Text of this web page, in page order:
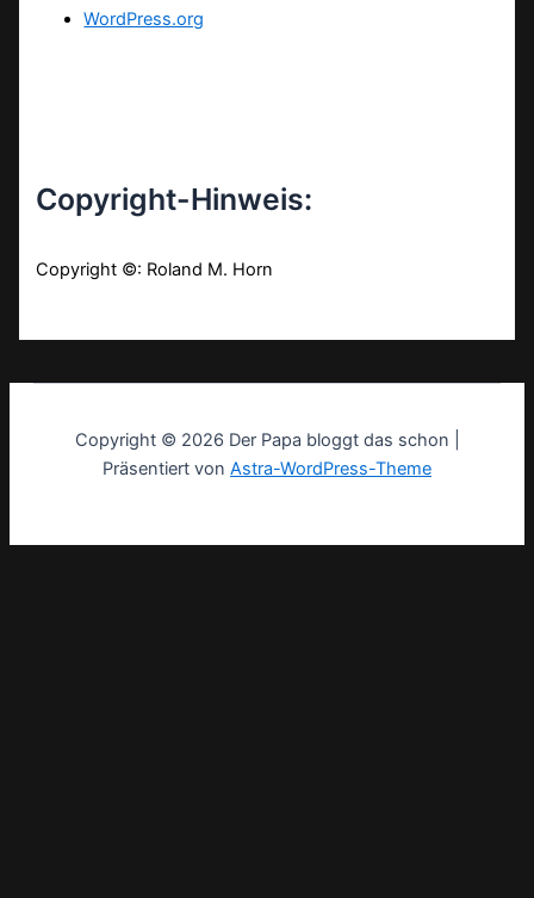
WordPress.org
Copyright-Hinweis:
Copyright ©: Roland M. Horn
Copyright © 2026 Der Papa bloggt das schon |
Präsentiert von Astra-WordPress-Theme